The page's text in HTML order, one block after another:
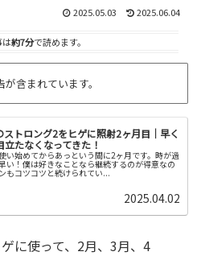
2025.05.03 2025.06.04
は約7分で読めます。
含まれています。
ストロング2をヒゲに照射2ヶ月目｜早く
立たなくなってきた！
い始めてからあっという間に2ヶ月です。時が過
い！僕は好きなことなら継続するのが得意なの
もコツコツと続けられてい...
2025.04.02
に使って、2月、3月、4